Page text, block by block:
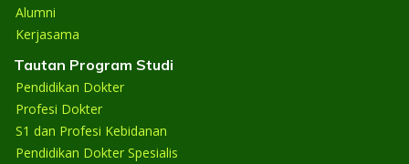
Alumni
Kerjasama
Tautan Program Studi
Pendidikan Dokter
Profesi Dokter
S1 dan Profesi Kebidanan
Pendidikan Dokter Spesialis